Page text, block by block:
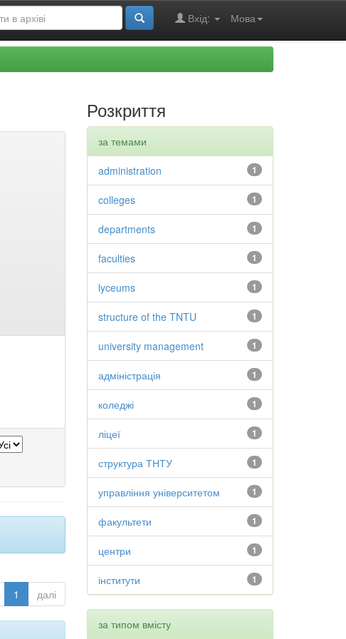
Мова
Вхід:
1 далі
Розкриття
за темами
1
administration
1
colleges
1
departments
1
faculties
1
lyceums
1
structure of the TNTU
1
university management
1
адміністрація
1
коледжі
1
ліцеї
1
структура ТНТУ
1
управління університетом
1
факультети
1
центри
1
інститути
за типом вмісту